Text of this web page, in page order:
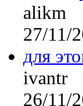
alikm
27/11/
для
ivantr
26/11/